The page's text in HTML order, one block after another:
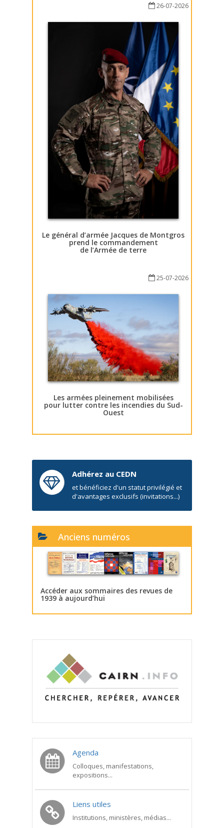
26-07-2026
Le général d’armée Jacques de Montgros
prend le commandement
de l’Armée de terre
25-07-2026
Les armées pleinement mobilisées
pour lutter contre les incendies du Sud-
Ouest
Adhérez au CEDN
et bénéficiez d'un statut privilégié et
d'avantages exclusifs (invitations...)
Anciens numéros
Accéder aux sommaires des revues de
1939 à aujourd’hui
Agenda
Colloques, manifestations,
expositions...
Liens utiles
Institutions, ministères, médias...